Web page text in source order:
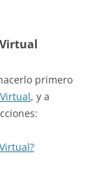
primero
, y a